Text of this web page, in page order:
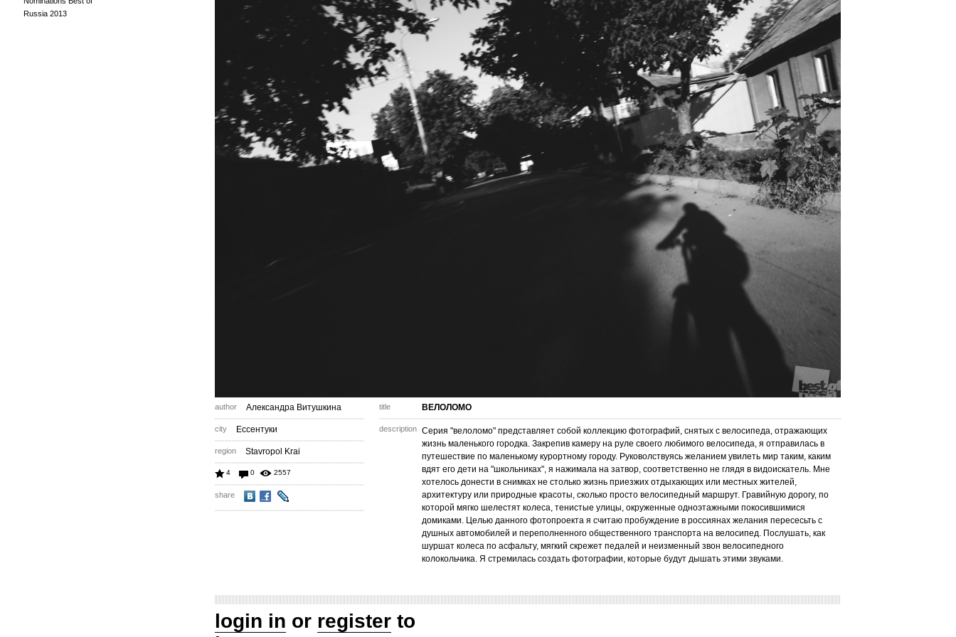
Russia 2013
author Александра Витушкина
city Ессентуки
region Stavropol Krai
4 0 2557
share
title ВЕЛОЛОМО
description Серия "велоломо" представляет собой коллекцию фотографий, снятых с велосипеда, отражающих
жизнь маленького городка. Закрепив камеру на руле своего любимого велосипеда, я отправилась в
путешествие по маленькому курортному городу. Руковолствуясь желанием увилеть мир таким, каким
вдят его дети на "школьниках", я нажимала на затвор, соответственно не глядя в видоискатель. Мне
хотелось донести в снимках не столько жизнь приезжих отдыхающих или местных жителей,
архитектуру или природные красоты, сколько просто велосипедный маршрут. Гравийную дорогу, по
которой мягко шелестят колеса, тенистые улицы, окруженные одноэтажными покосившимися
домиками. Целью данного фотопроекта я считаю пробуждение в россиянах желания пересесьть с
душных автомобилей и переполненного общественного транспорта на велосипед. Послушать, как
шуршат колеса по асфальту, мягкий скрежет педалей и неизменный звон велосипедного
колокольчика. Я стремилась создать фотографии, которые будут дышать этими звуками.
login in or register to